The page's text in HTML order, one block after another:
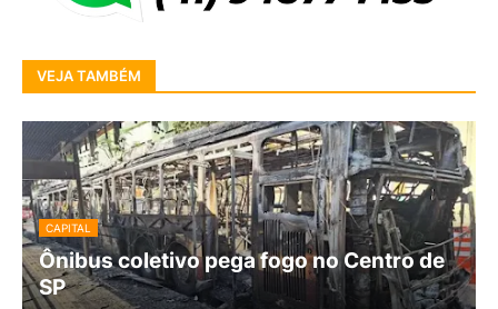
VEJA TAMBÉM
CAPITAL
Ônibus coletivo pega fogo no Centro de
SP